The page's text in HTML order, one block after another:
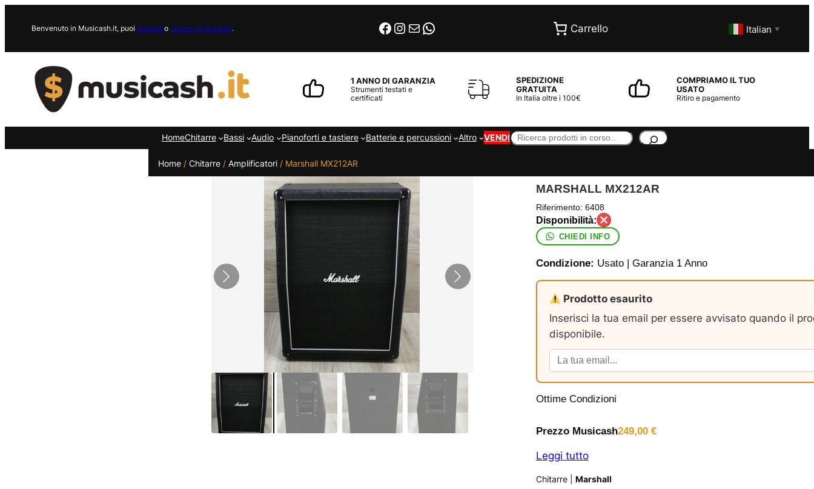
Benvenuto in Musicash.it, puoi loggarti o creare un account. Facebook
Instagram
EmailWhatsApp Carrello Italian ▼
1 ANNO DI GARANZIA
Strumenti testati e
certificati
SPEDIZIONE
GRATUITA
In Italia oltre i 100€
COMPRIAMO IL TUO
USATO
Ritiro e pagamento
HomeChitarre Bassi Audio Pianoforti e tastiere Batterie e percussioni Altro VENDICerca
Home/ Chitarre/ Amplificatori/ Marshall MX212AR
MARSHALL MX212AR
Riferimento: 6408
CHIEDI INFO
Condizione: Usato | Garanzia 1 Anno
Prodotto esaurito
Inserisci la tua email per essere avvisato quando il
disponibile.
Ottime Condizioni
Prezzo Musicash249,00 €
Leggi tutto
Chitarre| Marshall